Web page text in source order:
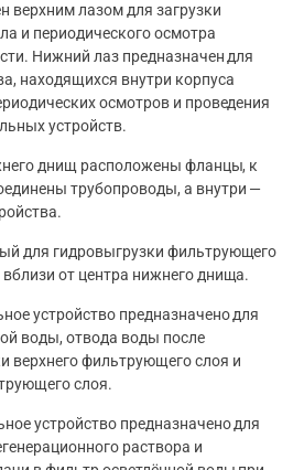
верхним лазом для загрузки
и периодического осмотра
Нижний лаз предназначен для
находящихся внутри корпуса
осмотров и проведения
устройств.
днищ расположены фланцы, к
трубопроводы, а внутри —
для гидровыгрузки фильтрующего
от центра нижнего днища.
устройство предназначено для
воды, отвода воды после
фильтрующего слоя и
слоя.
устройство предназначено для
раствора и